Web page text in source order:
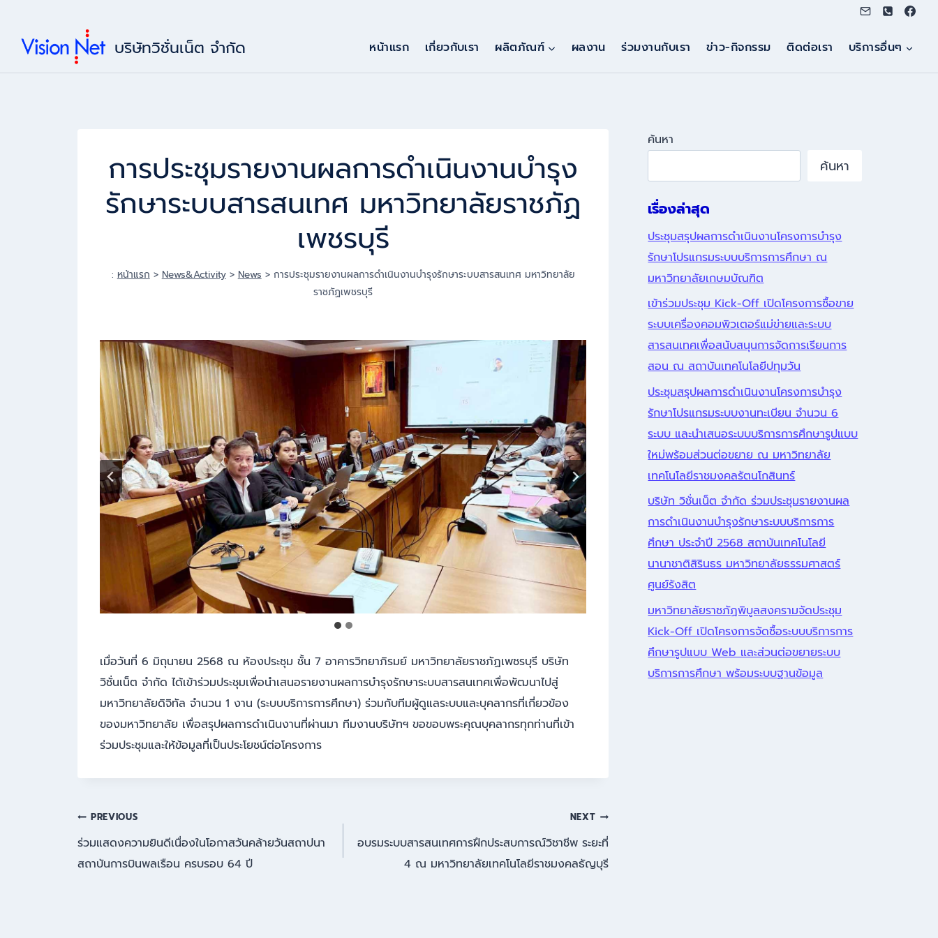
content
บริษัทวิชั่นเน็ต จำกัด หน้าแรก เกี่ยวกับเรา ผลิตภัณฑ์ ผลงาน ร่วมงานกับเรา ข่าว-กิจกรรม ติดต่อเรา บริการอื่นๆ
การประชุมรายงานผลการดำเนินงานบำรุง
รักษาระบบสารสนเทศ มหาวิทยาลัยราชภัฏ
เพชรบุรี
: หน้าแรก > News&Activity> News > การประชุมรายงานผลการดำเนินงานบำรุงรักษาระบบสารสนเทศ มหาวิทยาลัย
ราชภัฏเพชรบุรี
เมื่อวันที่ 6 มิถุนายน 2568 ณ ห้องประชุม ชั้น 7 อาคารวิทยาภิรมย์ มหาวิทยาลัยราชภัฏเพชรบุรี บริษัท
วิชั่นเน็ต จำกัด ได้เข้าร่วมประชุมเพื่อนำเสนอรายงานผลการบำรุงรักษาระบบสารสนเทศเพื่อพัฒนาไปสู่
มหาวิทยาลัยดิจิทัล จำนวน 1 งาน (ระบบบริการการศึกษา) ร่วมกับทีมผู้ดูแลระบบและบุคลากรที่เกี่ยวข้อง
ของมหาวิทยาลัย เพื่อสรุปผลการดำเนินงานที่ผ่านมา ทีมงานบริษัทฯ ขอขอบพระคุณบุคลากรทุกท่านที่เข้า
ร่วมประชุมและให้ข้อมูลที่เป็นประโยชน์ต่อโครงการ
แนะแนว
เรื่อง
PREVIOUS
ร่วมแสดงความยินดีเนื่องในโอกาสวันคล้ายวันสถาปนา
สถาบันการบินพลเรือน ครบรอบ 64 ปี
NEXT
อบรมระบบสารสนเทศการฝึกประสบการณ์วิชาชีพ ระยะที่
4 ณ มหาวิทยาลัยเทคโนโลยีราชมงคลธัญบุรี
ค้นหา
ค้นหา
เรื่องล่าสุด
ประชุมสรุปผลการดำเนินงานโครงการบำรุง
รักษาโปรแกรมระบบบริการการศึกษา ณ
มหาวิทยาลัยเกษมบัณฑิต
เข้าร่วมประชุม Kick-Off เปิดโครงการซื้อขาย
ระบบเครื่องคอมพิวเตอร์แม่ข่ายและระบบ
สารสนเทศเพื่อสนับสนุนการจัดการเรียนการ
สอน ณ สถาบันเทคโนโลยีปทุมวัน
ประชุมสรุปผลการดำเนินงานโครงการบำรุง
รักษาโปรแกรมระบบงานทะเบียน จำนวน 6
ระบบ และนำเสนอระบบบริการการศึกษารูปแบบ
ใหม่พร้อมส่วนต่อขยาย ณ มหาวิทยาลัย
เทคโนโลยีราชมงคลรัตนโกสินทร์
บริษัท วิชั่นเน็ต จำกัด ร่วมประชุมรายงานผล
การดำเนินงานบำรุงรักษาระบบบริการการ
ศึกษา ประจำปี 2568 สถาบันเทคโนโลยี
นานาชาติสิรินธร มหาวิทยาลัยธรรมศาสตร์
ศูนย์รังสิต
มหาวิทยาลัยราชภัฏพิบูลสงครามจัดประชุม
Kick-Off เปิดโครงการจัดซื้อระบบบริการการ
ศึกษารูปแบบ Web และส่วนต่อขยายระบบ
บริการการศึกษา พร้อมระบบฐานข้อมูล